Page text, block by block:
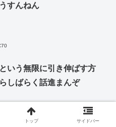
すんねん
いう無限に引き伸ばす方
しばらく話進まんぞ
トップ サイドバー